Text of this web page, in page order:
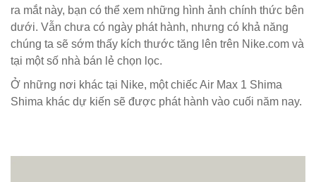
ra mắt này, bạn có thể xem những hình ảnh chính thức bên
dưới. Vẫn chưa có ngày phát hành, nhưng có khả năng
chúng ta sẽ sớm thấy kích thước tăng lên trên Nike.com và
tại một số nhà bán lẻ chọn lọc.
Ở những nơi khác tại Nike, một chiếc Air Max 1 Shima
Shima khác dự kiến ​​sẽ được phát hành vào cuối năm nay.